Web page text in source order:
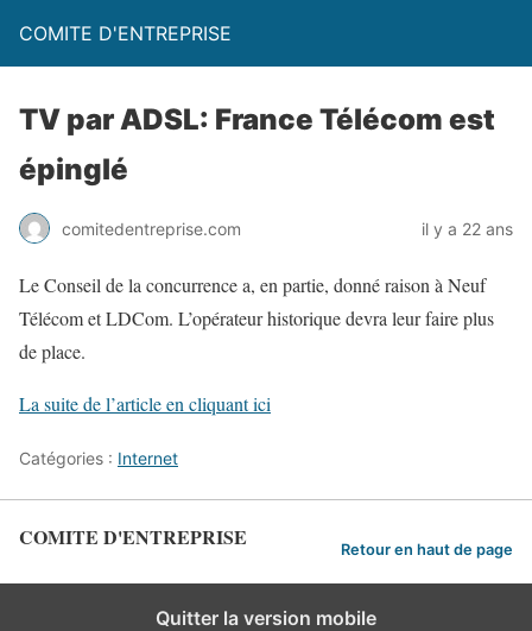
COMITE D'ENTREPRISE
TV par ADSL: France Télécom est
épinglé
comitedentreprise.com il y a 22 ans
Le Conseil de la concurrence a, en partie, donné raison à Neuf
Télécom et LDCom. L’opérateur historique devra leur faire plus
de place.
La suite de l’article en cliquant ici
Catégories : Internet
COMITE D'ENTREPRISE Retour en haut de page
Quitter la version mobile